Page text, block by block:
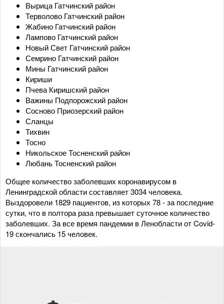
Вырица Гатчинский район
Терволово Гатчинский район
Жабино Гатчинский район
Лампово Гатчинский район
Новый Свет Гатчинский район
Семрино Гатчинский район
Мины Гатчинский район
Кириши
Пчева Киришский район
Важины Подпорожский район
Сосново Приозерский район
Сланцы
Тихвин
Тосно
Никольское Тосненский район
Любань Тосненский район
Общее количество заболевших коронавирусом в
Ленинградской области составляет 3034 человека.
Выздоровели 1829 пациентов, из которых 78 - за последние
сутки, что в полтора раза превышает суточное количество
заболевших. За все время пандемии в Ленобласти от Covid-
19 скончались 15 человек.